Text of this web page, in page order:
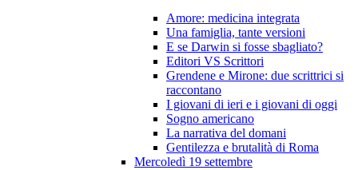
Amore: medicina integrata
Una famiglia, tante versioni
E se Darwin si fosse sbagliato?
Editori VS Scrittori
Grendene e Mirone: due scrittrici si
raccontano
I giovani di ieri e i giovani di oggi
Sogno americano
La narrativa del domani
Gentilezza e brutalità di Roma
Mercoledì 19 settembre